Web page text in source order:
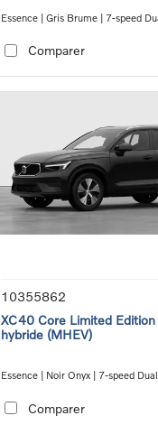
Essence | Gris Brume | 7-speed
Comparer
10355862
XC40 Core Limited
hybride (MHEV)
Essence | Noir Onyx | 7-speed
Comparer